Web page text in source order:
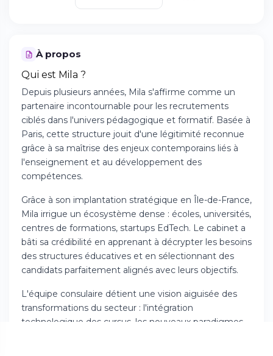
À propos
Qui est Mila ?
Depuis plusieurs années, Mila s'affirme comme un
partenaire incontournable pour les recrutements
ciblés dans l'univers pédagogique et formatif. Basée à
Paris, cette structure jouit d'une légitimité reconnue
grâce à sa maîtrise des enjeux contemporains liés à
l'enseignement et au développement des
compétences.
Grâce à son implantation stratégique en Île-de-France,
Mila irrigue un écosystème dense : écoles, universités,
centres de formations, startups EdTech. Le cabinet a
bâti sa crédibilité en apprenant à décrypter les besoins
des structures éducatives et en sélectionnant des
candidats parfaitement alignés avec leurs objectifs.
L'équipe consulaire détient une vision aiguisée des
transformations du secteur : l'intégration
technologique des cursus, les nouveaux paradigmes